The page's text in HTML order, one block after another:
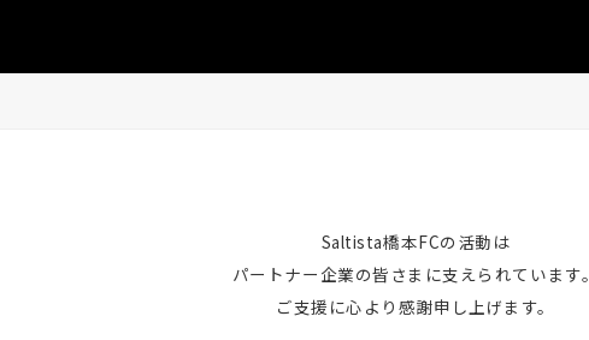
Saltista橋本FCの活動は
パートナー企業の皆さまに支えられています。
ご支援に心より感謝申し上げます。